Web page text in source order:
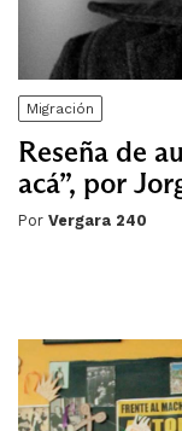
Migración
Reseña de
acá”, por
Por Vergara 240